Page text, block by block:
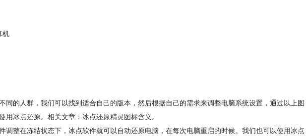
机
同的人群，我们可以找到适合自己的版本，然后根据自己的需求来调整电脑系统设置，通过以上图
用冰点还原。相关文章：冰点还原精灵图标含义 。
调整在冻结状态下，冰点软件就可以自动还原电脑，在每次电脑重启的时候。我们也可以使用冰点